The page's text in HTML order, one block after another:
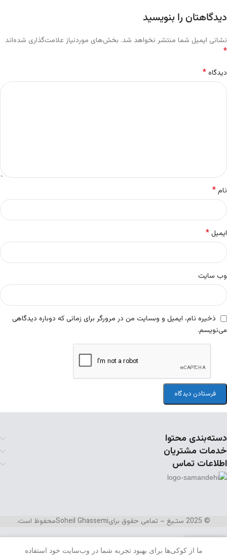
دیدگاهتان را بنویسید
نشانی ایمیل شما منتشر نخواهد شد. بخش‌های موردنیاز علامت‌گذاری شده‌اند
*
دیدگاه*
نام*
ایمیل*
وب‌ سایت
ذخیره نام، ایمیل و وبسایت من در مرورگر برای زمانی که دوباره دیدگاهی
می‌نویسم.
دسته‌بندی محتوا
خدمات مشتریان
اطلاعات تماس
© 2025 ستـیغ – تمامی حقوق برای Soheil Ghassemiمحفوظ است.
ما از کوکی‌ها برای بهبود تجربه شما در وب‌سایت خود استفاده